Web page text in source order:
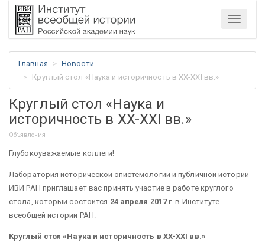
Меню
Главная
Новости
Круглый стол «Наука и историчность в XX-XXI вв.»
Круглый стол «Наука и
историчность в XX-XXI вв.»
Объявления
Глубокоуважаемые коллеги!
Лаборатория исторической эпистемологии и публичной истории
ИВИ РАН приглашает вас принять участие в работе круглого
стола, который состоится 24 апреля 2017г. в Институте
всеобщей истории РАН.
Круглый стол «Наука и историчность в XX-XXI вв.»